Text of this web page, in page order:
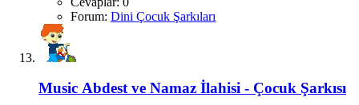
Forum: Dini Çocuk Şarkıları
Music Abdest ve Namaz İlahisi - Çocuk Şarkısı